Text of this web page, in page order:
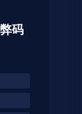
码